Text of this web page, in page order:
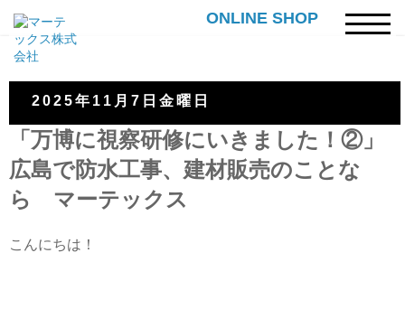
ONLINE SHOP
2025年11月7日金曜日
「万博に視察研修にいきました！②」
広島で防水工事、建材販売のことな
ら マーテックス
こんにちは！